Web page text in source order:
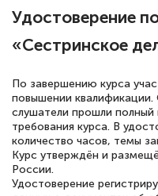
понятно!
квалификации.
Елена
Знаток города
11 марта
Всем добрый
Удостоверение
«Сестринское
По завершению курса
повышении квалификации.
слушатели прошли полный
требования курса. В
количество часов, темы
Курс утверждён и
России.
Удостоверение